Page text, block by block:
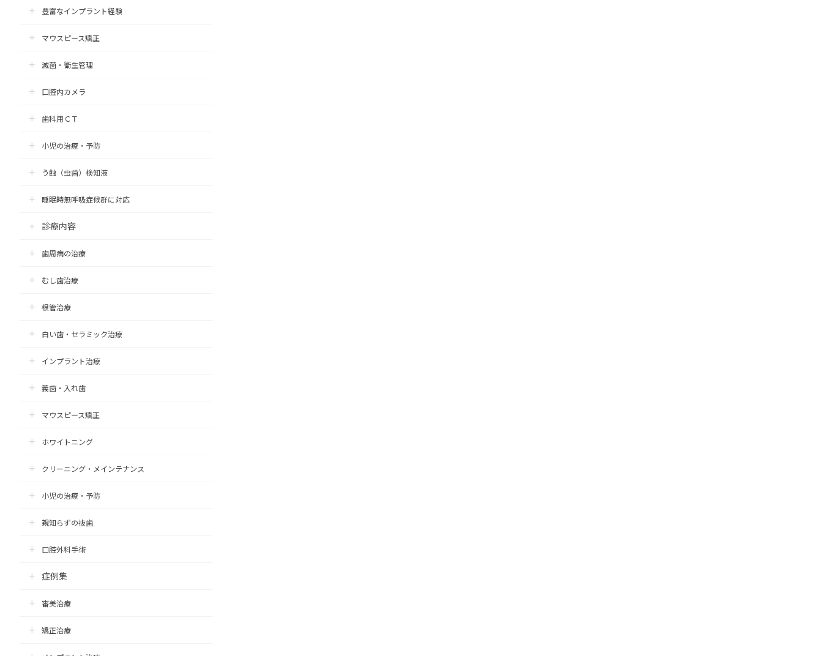
豊富なインプラント経験
マウスピース矯正
滅菌・衛生管理
口腔内カメラ
歯科用ＣＴ
小児の治療・予防
う蝕（虫歯）検知液
睡眠時無呼吸症候群に対応
診療内容
歯周病の治療
むし歯治療
根管治療
白い歯・セラミック治療
インプラント治療
義歯・入れ歯
マウスピース矯正
ホワイトニング
クリーニング・メインテナンス
小児の治療・予防
親知らずの抜歯
口腔外科手術
症例集
審美治療
矯正治療